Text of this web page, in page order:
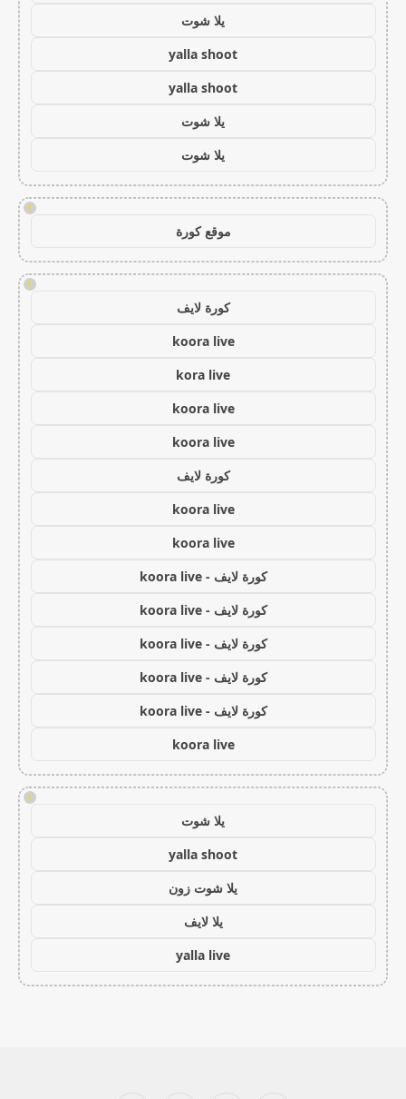
يلا شوت
yalla shoot
yalla shoot
يلا شوت
يلا شوت
!
موقع كورة
!
كورة لايف
koora live
kora live
koora live
koora live
كورة لايف
koora live
koora live
كورة لايف - koora live
كورة لايف - koora live
كورة لايف - koora live
كورة لايف - koora live
كورة لايف - koora live
koora live
!
يلا شوت
yalla shoot
يلا شوت زون
يلا لايف
yalla live